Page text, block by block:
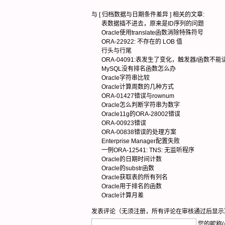
与 [ 归档数据与日期条件差异 ] 相关的文章:
表数据插不进去，原来是ID序列的问题
Oracle使用translate函数消除特殊符号
ORA-22922: 不存在的 LOB 值
行头与行尾
ORA-04091:表发生了变化，触发器/函数不能
MySQL没有排名函数怎么办
Oracle字符串比较
Oracle计算周数的几种方式
ORA-01427错误与rownum
Oracle怎么判断字符串为数字
Oracle11g的ORA-28002错误
ORA-00923错误
ORA-00838错误的处理方案
Enterprise Manager配置失败
一例ORA-12541: TNS: 无监听程序
Oracle的日期时间计数
Oracle的substr函数
Oracle获取表的所有列名
Oracle用于排名的函数
Oracle计算月差
发表评论（无须注册，所有评论在审核通过后显示